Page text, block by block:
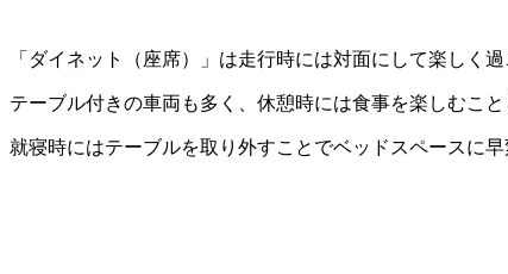
「ダイネット（座席）」は走行時には対面にして楽しく
テーブル付きの車両も多く、休憩時には食事を楽しむこと
就寝時にはテーブルを取り外すことでベッドスペースに